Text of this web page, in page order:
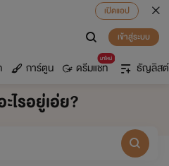
เปิดแอป
เข้าสู่ระบบ
การ์ตูน
มาใหม่
ดรีมแชท ธัญลิสต์
ไรอยู่เอ่ย?